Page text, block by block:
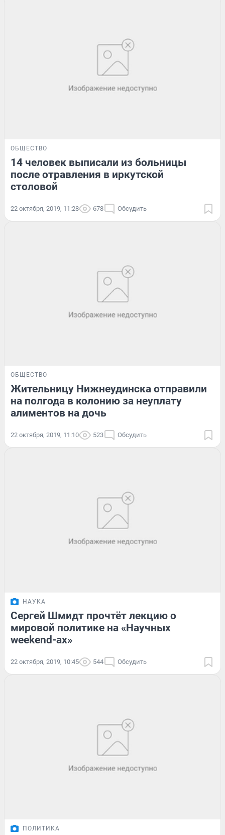
ОБЩЕСТВО
14 человек выписали из больницы
после отравления в иркутской
столовой
22 октября, 2019, 11:28 678 Обсудить
ОБЩЕСТВО
Жительницу Нижнеудинска отправили
на полгода в колонию за неуплату
алиментов на дочь
22 октября, 2019, 11:10 523 Обсудить
НАУКА
Сергей Шмидт прочтёт лекцию о
мировой политике на «Научных
weekend-ах»
22 октября, 2019, 10:45 544 Обсудить
ПОЛИТИКА